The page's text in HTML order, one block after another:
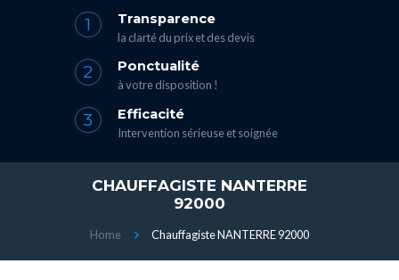
Transparence
la clarté du prix et des devis
Ponctualité
à votre disposition !
Efficacité
Intervention sérieuse et soignée
CHAUFFAGISTE NANTERRE
92000
Home Chauffagiste NANTERRE 92000